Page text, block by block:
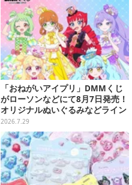
「おねがいアイプリ」DMMくじ
がローソンなどにて8月7日発売！
オリジナルぬいぐるみなどライン
ナップ、各等賞にスペシャルアイ
プリカードが付属
2026.7.29